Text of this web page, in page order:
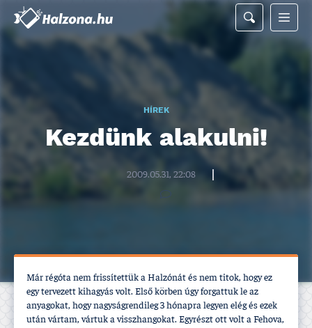
HÍREK
Kezdünk alakulni!
Halzona.hu szerkesztőség
2009.05.31, 22:08
Már régóta nem frissí­tettük a Halzónát és nem titok, hogy ez
egy tervezett kihagyás volt. Első körben úgy forgattuk le az
anyagokat, hogy nagyságrendileg 3 hónapra legyen elég és ezek
után vártam, vártuk a visszhangokat. Egyrészt ott volt a Fehova,